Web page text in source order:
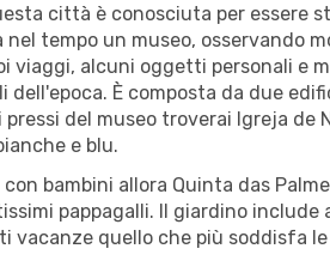
città è conosciuta per essere
nel tempo un museo, osservando
viaggi, alcuni oggetti personali
dell'epoca. È composta da due
pressi del museo troverai Igreja
e blu.
bambini allora Quinta das
pappagalli. Il giardino include
vacanze quello che più soddisfa